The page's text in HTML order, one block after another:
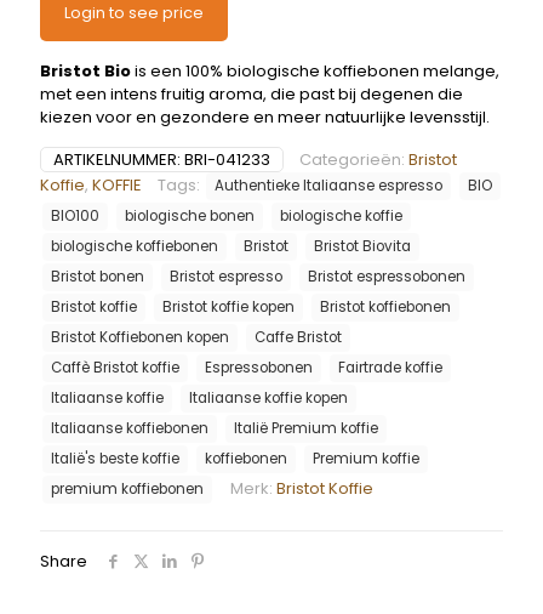
Login to see price
Bristot Biois een 100% biologische koffiebonen melange,
met een intens fruitig aroma, die past bij degenen die
kiezen voor en gezondere en meer natuurlijke levensstijl.
ARTIKELNUMMER: BRI-041233 Categorieën: Bristot
Koffie, KOFFIE Tags: Authentieke Italiaanse espresso
BIO
BIO100
biologische bonen
biologische koffie
biologische koffiebonen
Bristot
Bristot Biovita
Bristot bonen
Bristot espresso
Bristot espressobonen
Bristot koffie
Bristot koffie kopen
Bristot koffiebonen
Bristot Koffiebonen kopen
Caffe Bristot
Caffè Bristot koffie
Espressobonen
Fairtrade koffie
Italiaanse koffie
Italiaanse koffie kopen
Italiaanse koffiebonen
Italië Premium koffie
Italië's beste koffie
koffiebonen
Premium koffie
premium koffiebonen
Merk: Bristot Koffie
Share